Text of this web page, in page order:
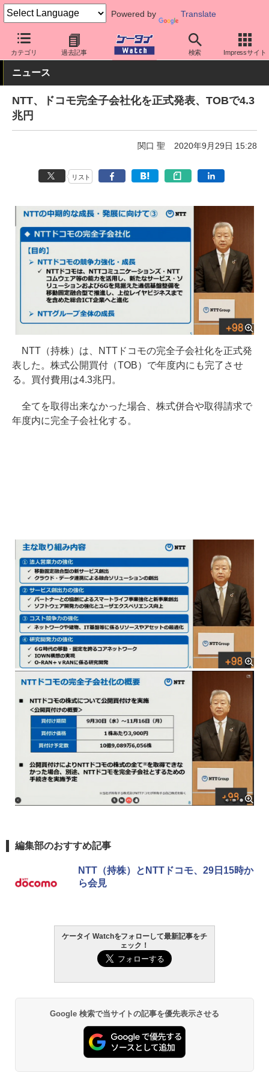
Powered by Translate
カテゴリ 過去記事 検索 Impressサイト
ケータイ Watch キャリア ドコモ
ニュース
NTT、ドコモ完全子会社化を正式発表、TOBで4.3
兆円
関口 聖 2020年9月29日 15:28
リスト
NTT（持株）は、NTTドコモの完全子会社化を正式発
表した。株式公開買付（TOB）で年度内にも完了させ
る。買付費用は4.3兆円。
全てを取得出来なかった場合、株式併合や取得請求で
年度内に完全子会社化する。
編集部のおすすめ記事
NTT（持株）とNTTドコモ、29日15時か
ら会見
ケータイ Watchをフォローして最新記事をチ
ェック！
Google 検索で当サイトの記事を優先表示させる